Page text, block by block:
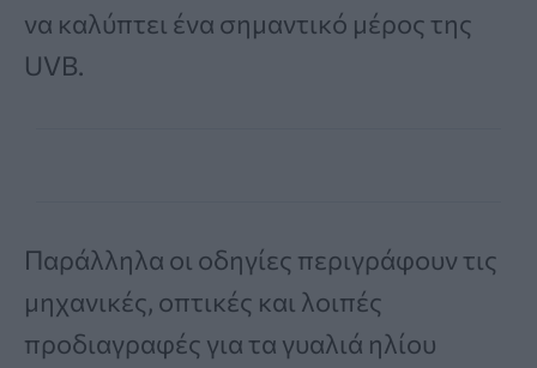
να καλύπτει ένα σημαντικό μέρος της
UVB.
Παράλληλα οι οδηγίες περιγράφουν τις
μηχανικές, οπτικές και λοιπές
προδιαγραφές για τα γυαλιά ηλίου